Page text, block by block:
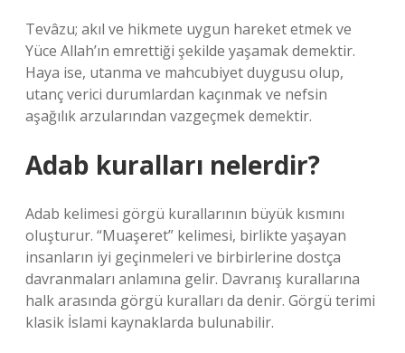
Tevâzu; akıl ve hikmete uygun hareket etmek ve
Yüce Allah’ın emrettiği şekilde yaşamak demektir.
Haya ise, utanma ve mahcubiyet duygusu olup,
utanç verici durumlardan kaçınmak ve nefsin
aşağılık arzularından vazgeçmek demektir.
Adab kuralları nelerdir?
Adab kelimesi görgü kurallarının büyük kısmını
oluşturur. “Muaşeret” kelimesi, birlikte yaşayan
insanların iyi geçinmeleri ve birbirlerine dostça
davranmaları anlamına gelir. Davranış kurallarına
halk arasında görgü kuralları da denir. Görgü terimi
klasik İslami kaynaklarda bulunabilir.